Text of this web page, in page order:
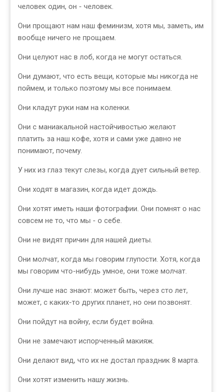
человек один, он - человек.
Они прощают нам наш феминизм, хотя мы, заметь, им
вообще ничего не прощаем.
Они целуют нас в лоб, когда не могут остаться.
Они думают, что есть вещи, которые мы никогда не
поймем, и только поэтому мы все понимаем.
Они кладут руки нам на коленки.
Они с маниакальной настойчивостью желают
платить за наш кофе, хотя и сами уже давно не
понимают, почему.
У них из глаз текут слезы, когда дует сильный ветер.
Они ходят в магазин, когда идет дождь.
Они хотят иметь наши фотографии. Они помнят о нас
совсем не то, что мы - о себе.
Они не видят причин для нашей диеты.
Они молчат, когда мы говорим глупости. Хотя, когда
мы говорим что-нибудь умное, они тоже молчат.
Они лучше нас знают: может быть, через сто лет,
может, с каких-то других планет, но они позвонят.
Они пойдут на войну, если будет война.
Они не замечают испорченный макияж.
Они делают вид, что их не достал праздник 8 марта.
Они хотят изменить нашу жизнь.